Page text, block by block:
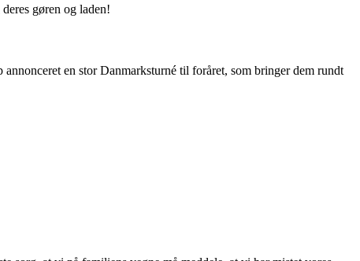
gøren og laden!
en stor Danmarksturné til foråret, som bringer dem rundt